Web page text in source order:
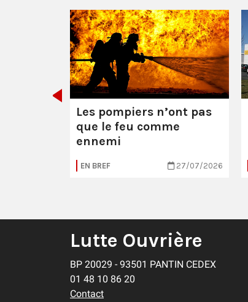
Les pompiers n’ont pas
que le feu comme
ennemi
EN BREF 27/07/2026
Lutte Ouvrière
BP 20029 - 93501 PANTIN CEDEX
01 48 10 86 20
Contact